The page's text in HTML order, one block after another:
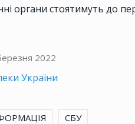
органи стоятимуть до
2022
України
СБУ